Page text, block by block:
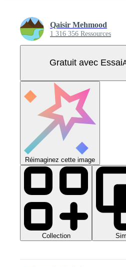
Qaisir Mehmood
1 316 356 Ressources
Gratuit avec Essai
Réimaginez cette image
Collection